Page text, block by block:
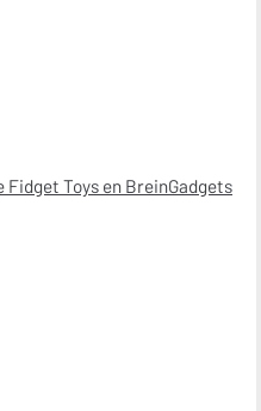
Fidget Toys en BreinGadgets